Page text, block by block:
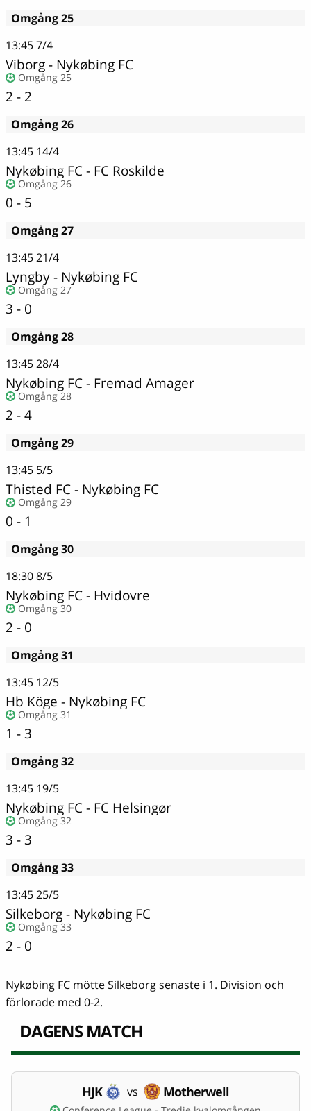
Omgång 25
13:457/4
Viborg - Nykøbing FC
Omgång 25
2 - 2
Omgång 26
13:45 14/4
Nykøbing FC- FC Roskilde
Omgång 26
0 - 5
Omgång 27
13:4521/4
Lyngby- Nykøbing FC
Omgång 27
3 - 0
Omgång 28
13:4528/4
Nykøbing FC- Fremad Amager
Omgång 28
2 - 4
Omgång 29
13:45 5/5
Thisted FC- Nykøbing FC
Omgång 29
0 - 1
Omgång 30
18:308/5
Nykøbing FC- Hvidovre
Omgång 30
2 - 0
Omgång 31
13:45 12/5
Hb Köge - Nykøbing FC
Omgång 31
1 - 3
Omgång 32
13:45 19/5
Nykøbing FC - FC Helsingør
Omgång 32
3 - 3
Omgång 33
13:4525/5
Silkeborg- Nykøbing FC
Omgång 33
2 - 0
Nykøbing FC mötte Silkeborg senaste i 1. Division och
förlorade med 0-2.
DAGENS MATCH
HJK vs Motherwell